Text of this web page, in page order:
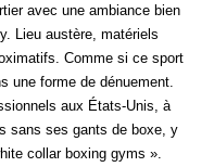
avec une ambiance bien
Lieu austère, matériels
Comme si ce sport
une forme de dénuement.
aux États-Unis, à
sans ses gants de boxe, y
collar boxing gyms ».